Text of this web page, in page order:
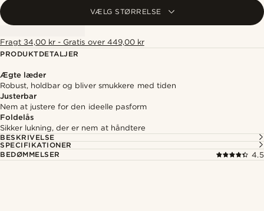
VÆLG STØRRELSE
Fragt 34,00 kr - Gratis over 449,00 kr
PRODUKTDETALJER
Ægte læder
Robust, holdbar og bliver smukkere med tiden
Justerbar
Nem at justere for den ideelle pasform
Foldelås
Sikker lukning, der er nem at håndtere
BESKRIVELSE
SPECIFIKATIONER
BEDØMMELSER
4.5